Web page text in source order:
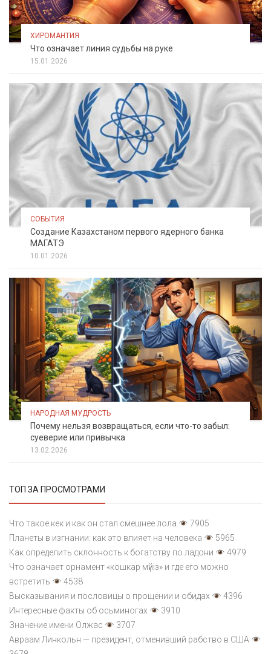
ХИРОМАНТИЯ
Что означает линия судьбы на руке
15.01.2026
СОБЫТИЯ
Создание Казахстаном первого ядерного банка
МАГАТЭ
10.01.2026
НАРОДНАЯ МУДРОСТЬ
Почему нельзя возвращаться, если что-то забыл:
суеверие или привычка
13.02.2026
ТОП ЗА ПРОСМОТРАМИ
Что такое кек и как он стал смешнее лола
7905
Планеты в изгнании: как это влияет на человека
5965
Как определить склонность к богатству по ладони
4979
Что означает орнамент «кошкар мүйіз» и где его можно
встретить
4538
Высказывания и пословицы о прощении и обидах
4396
Интересные факты об осьминогах
3910
Значение имени Олжас
3707
Авраам Линкольн — президент, отменивший рабство в США